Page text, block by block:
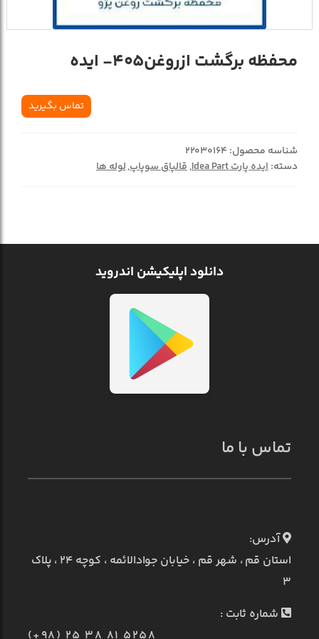
محفظه برگشت ازروغن405- ايده
تماس بگیرید
شناسه محصول: 22030164
دسته:ایده پارت Idea Part ,قالپاق سوپاپ,لوله ها
دانلود اپلیکیشن اندروید
تماس با ما
آدرس:
استان قم ، شهر قم ، خیابان جوادالائمه ، کوچه ۲۴ ، پلاک
۳
شماره ثابت :